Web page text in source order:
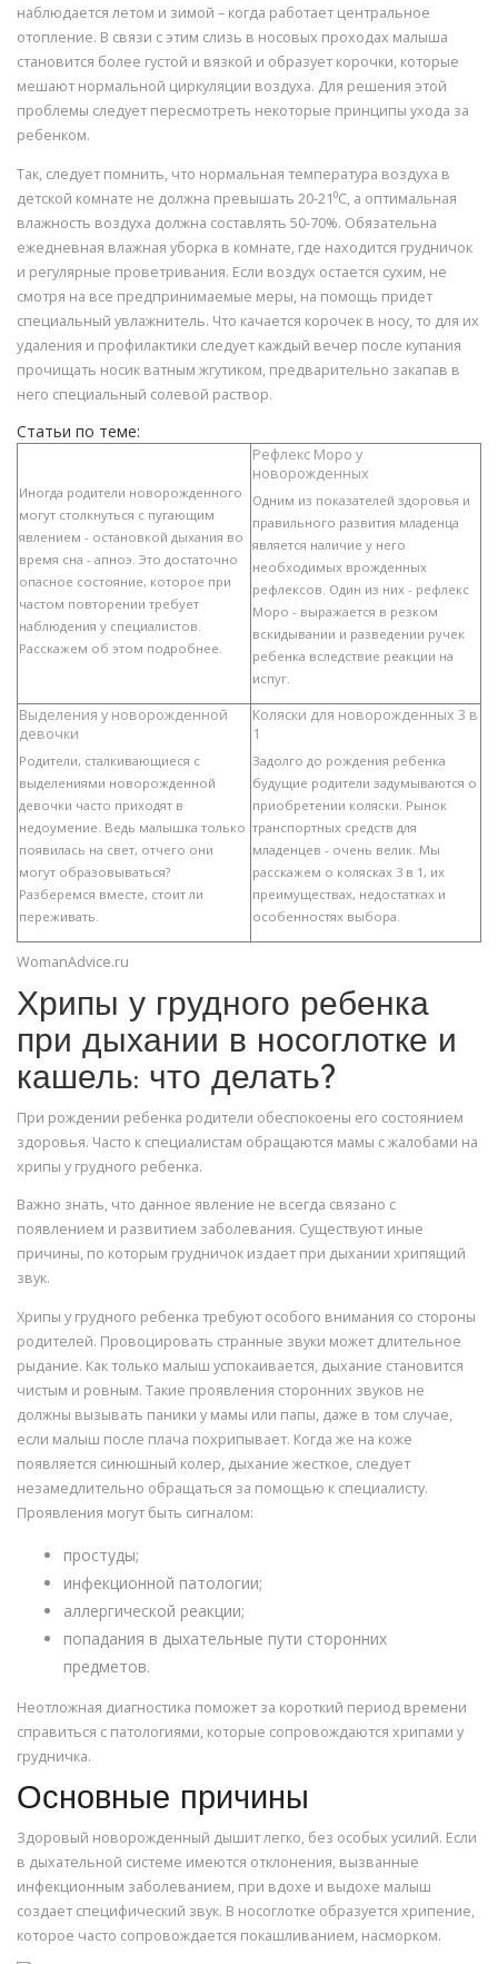
наблюдается летом и зимой – когда работает центральное
отопление. В связи с этим слизь в носовых проходах малыша
становится более густой и вязкой и образует корочки, которые
мешают нормальной циркуляции воздуха. Для решения этой
проблемы следует пересмотреть некоторые принципы ухода за
ребенком.
Так, следует помнить, что нормальная температура воздуха в
детской комнате не должна превышать 20-21⁰С, а оптимальная
влажность воздуха должна составлять 50-70%. Обязательна
ежедневная влажная уборка в комнате, где находится грудничок
и регулярные проветривания. Если воздух остается сухим, не
смотря на все предпринимаемые меры, на помощь придет
специальный увлажнитель. Что качается корочек в носу, то для их
удаления и профилактики следует каждый вечер после купания
прочищать носик ватным жгутиком, предварительно закапав в
него специальный солевой раствор.
Статьи по теме:
Иногда родители новорожденного
могут столкнуться с пугающим
явлением - остановкой дыхания во
время сна - апноэ. Это достаточно
опасное состояние, которое при
частом повторении требует
наблюдения у специалистов.
Расскажем об этом подробнее.
Рефлекс Моро у
новорожденных
Одним из показателей здоровья и
правильного развития младенца
является наличие у него
необходимых врожденных
рефлексов. Один из них - рефлекс
Моро - выражается в резком
вскидывании и разведении ручек
ребенка вследствие реакции на
испуг.
Выделения у новорожденной
девочки
Родители, сталкивающиеся с
выделениями новорожденной
девочки часто приходят в
недоумение. Ведь малышка только
появилась на свет, отчего они
могут образовываться?
Разберемся вместе, стоит ли
переживать.
Коляски для новорожденных 3 в
1
Задолго до рождения ребенка
будущие родители задумываются о
приобретении коляски. Рынок
транспортных средств для
младенцев - очень велик. Мы
расскажем о колясках 3 в 1, их
преимуществах, недостатках и
особенностях выбора.
WomanAdvice.ru
Хрипы у грудного ребенка
при дыхании в носоглотке и
кашель: что делать?
При рождении ребенка родители обеспокоены его состоянием
здоровья. Часто к специалистам обращаются мамы с жалобами на
хрипы у грудного ребенка.
Важно знать, что данное явление не всегда связано с
появлением и развитием заболевания. Существуют иные
причины, по которым грудничок издает при дыхании хрипящий
звук.
Хрипы у грудного ребенка требуют особого внимания со стороны
родителей. Провоцировать странные звуки может длительное
рыдание. Как только малыш успокаивается, дыхание становится
чистым и ровным. Такие проявления сторонних звуков не
должны вызывать паники у мамы или папы, даже в том случае,
если малыш после плача похрипывает. Когда же на коже
появляется синюшный колер, дыхание жесткое, следует
незамедлительно обращаться за помощью к специалисту.
Проявления могут быть сигналом:
простуды;
инфекционной патологии;
аллергической реакции;
попадания в дыхательные пути сторонних
предметов.
Неотложная диагностика поможет за короткий период времени
справиться с патологиями, которые сопровождаются хрипами у
грудничка.
Основные причины
Здоровый новорожденный дышит легко, без особых усилий. Если
в дыхательной системе имеются отклонения, вызванные
инфекционным заболеванием, при вдохе и выдохе малыш
создает специфический звук. В носоглотке образуется хрипение,
которое часто сопровождается покашливанием, насморком.